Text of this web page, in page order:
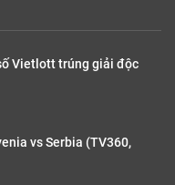
Vietlott trúng giải độc
vs Serbia (TV360,